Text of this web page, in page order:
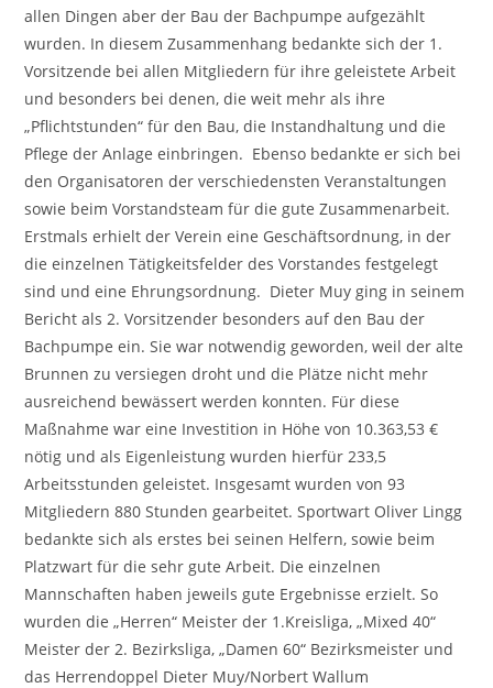
allen Dingen aber der Bau der Bachpumpe aufgezählt
wurden. In diesem Zusammenhang bedankte sich der 1.
Vorsitzende bei allen Mitgliedern für ihre geleistete Arbeit
und besonders bei denen, die weit mehr als ihre
„Pflichtstunden“ für den Bau, die Instandhaltung und die
Pflege der Anlage einbringen. Ebenso bedankte er sich bei
den Organisatoren der verschiedensten Veranstaltungen
sowie beim Vorstandsteam für die gute Zusammenarbeit.
Erstmals erhielt der Verein eine Geschäftsordnung, in der
die einzelnen Tätigkeitsfelder des Vorstandes festgelegt
sind und eine Ehrungsordnung. Dieter Muy ging in seinem
Bericht als 2. Vorsitzender besonders auf den Bau der
Bachpumpe ein. Sie war notwendig geworden, weil der alte
Brunnen zu versiegen droht und die Plätze nicht mehr
ausreichend bewässert werden konnten. Für diese
Maßnahme war eine Investition in Höhe von 10.363,53 €
nötig und als Eigenleistung wurden hierfür 233,5
Arbeitsstunden geleistet. Insgesamt wurden von 93
Mitgliedern 880 Stunden gearbeitet. Sportwart Oliver Lingg
bedankte sich als erstes bei seinen Helfern, sowie beim
Platzwart für die sehr gute Arbeit. Die einzelnen
Mannschaften haben jeweils gute Ergebnisse erzielt. So
wurden die „Herren“ Meister der 1.Kreisliga, „Mixed 40“
Meister der 2. Bezirksliga, „Damen 60“ Bezirksmeister und
das Herrendoppel Dieter Muy/Norbert Wallum